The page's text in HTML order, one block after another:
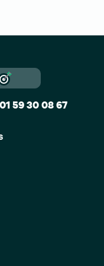
01 59 30 08 67